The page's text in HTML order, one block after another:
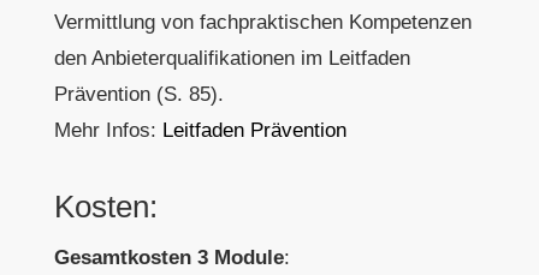
Vermittlung von fachpraktischen Kompetenzen
den Anbieterqualifikationen im Leitfaden
Prävention (S. 85).
Mehr Infos: Leitfaden Prävention
Kosten:
Gesamtkosten 3 Module: